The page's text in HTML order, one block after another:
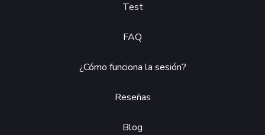
Test
FAQ
¿Cómo funciona la sesión?
Reseñas
Blog